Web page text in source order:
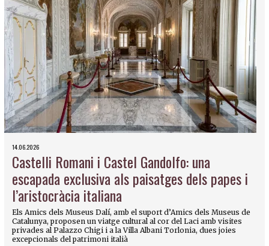
14.06.2026
Castelli Romani i Castel Gandolfo: una
escapada exclusiva als paisatges dels papes i
l’aristocràcia italiana
Els Amics dels Museus Dalí, amb el suport d’Amics dels Museus de
Catalunya, proposen un viatge cultural al cor del Laci amb visites
privades al Palazzo Chigi i a la Villa Albani Torlonia, dues joies
excepcionals del patrimoni italià